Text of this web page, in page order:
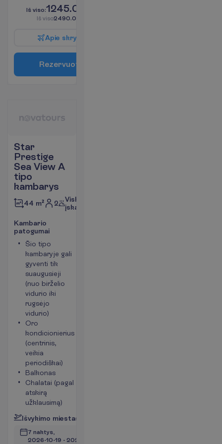
Iš viso:1245.00
Iš viso2490.00
Apie skry
Rezervuot
Star
Prestige
Sea View A
tipo
kambarys
44 m² 2
Viskas
įskaičiuota
Kambario
patogumai
Šio tipo
kambaryje gali
gyventi tik
suaugusieji
(nuo birželio
vidurio iki
rugsėjo
vidurio)
Oro
kondicionierius
(centrinis,
veikia
periodiškai)
Balkonas
Chalatai (pagal
atskirą
užklausimą)
Išvykimo miestas
7 naktys,
2026-10-19 - 2026-10-26